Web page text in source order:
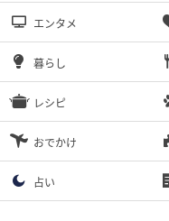
エンタメ
暮らし
レシピ
おでかけ
占い